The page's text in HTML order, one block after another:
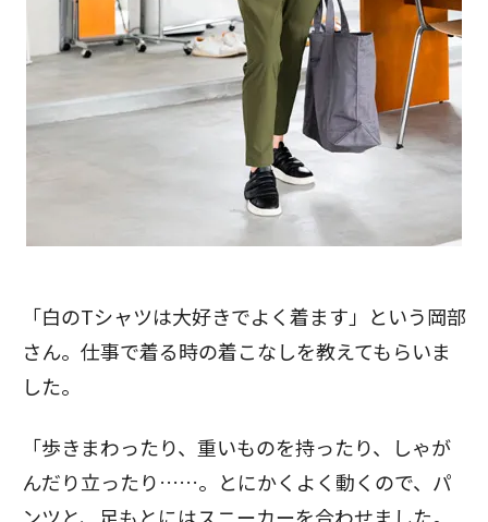
「白のTシャツは大好きでよく着ます」という岡部
さん。仕事で着る時の着こなしを教えてもらいま
した。
「歩きまわったり、重いものを持ったり、しゃが
んだり立ったり……。とにかくよく動くので、パ